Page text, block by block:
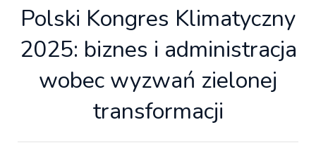
Polski Kongres Klimatyczny
2025: biznes i administracja
wobec wyzwań zielonej
transformacji